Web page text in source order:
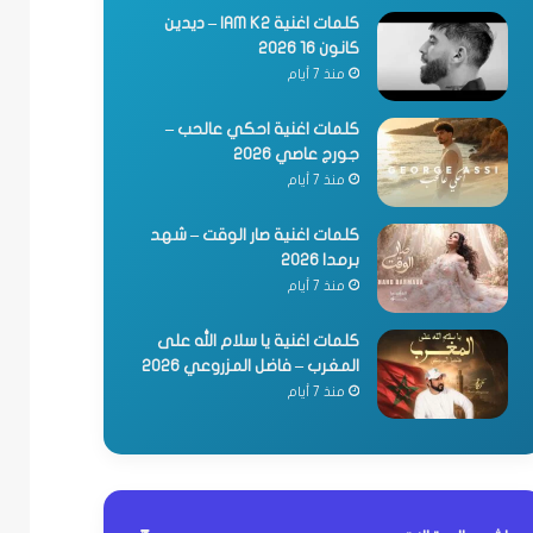
كلمات اغنية IAM K2 – ديدين
كانون 16 2026
منذ 7 أيام
كلمات اغنية احكي عالحب –
جورج عاصي 2026
منذ 7 أيام
كلمات اغنية صار الوقت – شهد
برمدا 2026
منذ 7 أيام
كلمات اغنية يا سلام الله على
المغرب – فاضل المزروعي 2026
منذ 7 أيام